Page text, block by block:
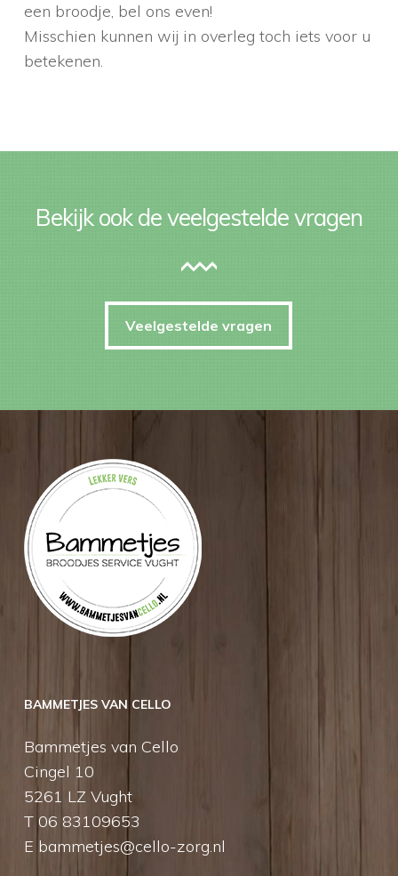
een broodje, bel ons even!
Misschien kunnen wij in overleg toch iets voor u
betekenen.
Bekijk ook de veelgestelde vragen
Veelgestelde vragen
Veelgestelde vragen
BAMMETJES VAN CELLO
Bammetjes van Cello
Cingel 10
5261 LZ Vught
T 06 83109653
E bammetjes@cello-zorg.nl